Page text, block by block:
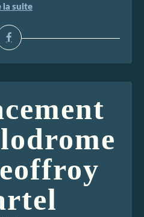
la suite